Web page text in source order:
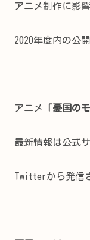
アニメ制作に影
2020年度内の公
アニメ 「憂国の
最新情報は公式
Twitterから発信